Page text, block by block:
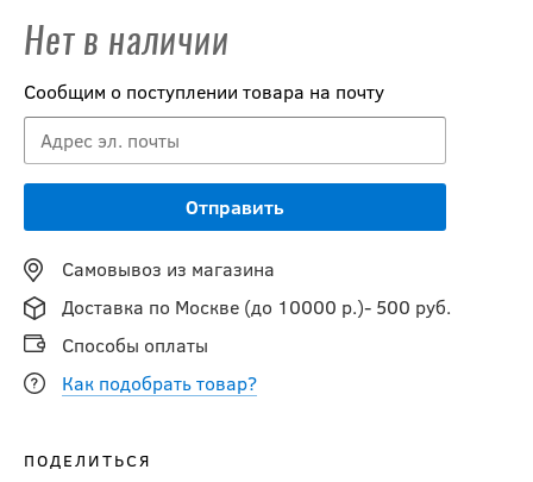
Нет в наличии
Сообщим о поступлении товара на почту
Самовывоз из магазина
Доставка по Москве (до 10000 р.)- 500 руб.
Способы оплаты
Как подобрать товар?
ПОДЕЛИТЬСЯ